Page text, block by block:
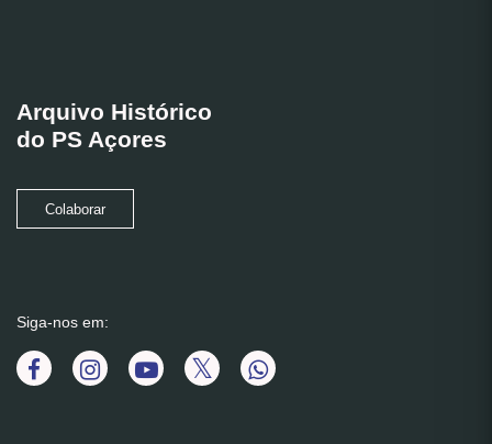
Arquivo Histórico
do PS Açores
Colaborar
Siga-nos em: